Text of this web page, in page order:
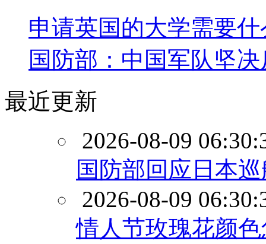
申请英国的大学需要
国防部：中国军队坚
最近更新
2026-08-09
国防部回应日本
2026-08-09
情人节玫瑰花颜